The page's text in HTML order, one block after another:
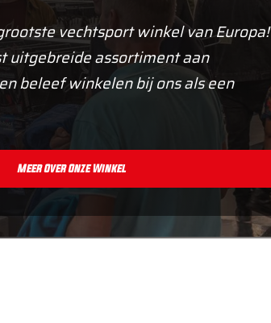
vechtsport winkel van Europa!
uitgebreide assortiment aan
beleef winkelen bij ons als een
Meer Over Onze Winkel